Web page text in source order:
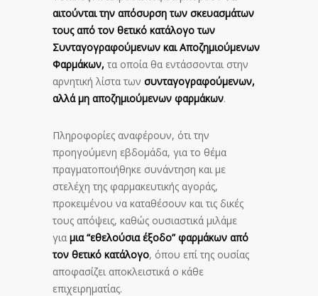
αιτούνται την απόσυρση των σκευασμάτων
τους από τον θετικό κατάλογο των
Συνταγογραφούμενων και Αποζημιούμενων
Φαρμάκων, τα οποία θα εντάσσονται στην
αρνητική λίστα των συνταγογραφούμενων,
αλλά μη αποζημιούμενων φαρμάκων.
Πληροφορίες αναφέρουν, ότι την
προηγούμενη εβδομάδα, για το θέμα
πραγματοποιήθηκε συνάντηση και με
στελέχη της φαρμακευτικής αγοράς,
προκειμένου να καταθέσουν και τις δικές
τους απόψεις, καθώς ουσιαστικά μιλάμε
για μια “εθελούσια έξοδο” φαρμάκων από
τον θετικό κατάλογο, όπου επί της ουσίας
αποφασίζει αποκλειστικά ο κάθε
επιχειρηματίας.